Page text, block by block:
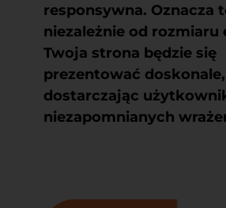
responsywna. Oznacza
niezależnie od rozmiaru
Twoja strona będzie się
prezentować doskonale,
dostarczając
niezapomnianych